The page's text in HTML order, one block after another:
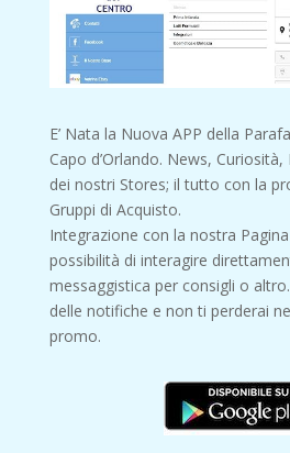
E’ Nata la Nuova APP della
Capo d’Orlando. News,
dei nostri Stores; il tutto con la
Gruppi di Acquisto.
Integrazione con la nostra
possibilità di interagire
messaggistica per consigli o
delle notifiche e non ti perderai
promo.